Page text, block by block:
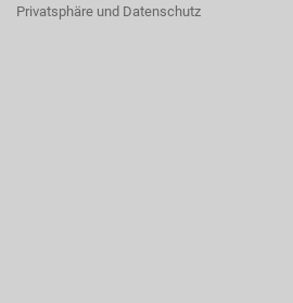
Privatsphäre und Datenschutz